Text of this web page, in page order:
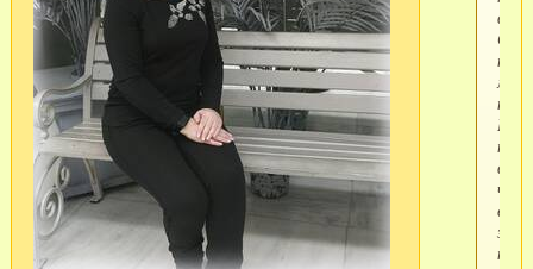
в
не
И
ей
на